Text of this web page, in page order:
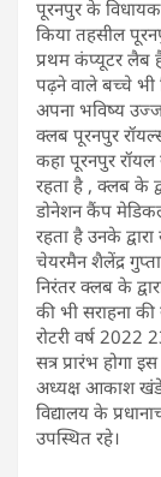
पूरनपुर के
किया तहसील
प्रथम कंप्यूटर लैब
पढ़ने वाले बच्चे
अपना भविष्य
क्लब पूरनपुर
कहा पूरनपुर रॉयल
रहता है , क्लब के
डोनेशन कैंप
रहता है उनके
चेयरमैन शैलेंद्र
निरंतर क्लब के
की भी सराहना
रोटरी वर्ष 2022
सत्र प्रारंभ होगा
अध्यक्ष आकाश
विद्यालय के
उपस्थित रहे।